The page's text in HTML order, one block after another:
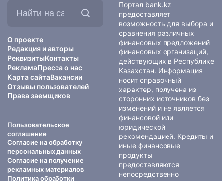
О проекте
Редакция и авторы
РеквизитыКонтакты
РекламаПресса о нас
Карта сайтаВакансии
Отзывы пользователей
Права заемщиков
Пользовательское
соглашение
Согласие на обработку
персональных данных
Согласие на получение
рекламных материалов
Политика обработки
Портал bank.kz
предоставляет
возможность для выбора и
сравнения различных
финансовых предложений
финансовых организаций,
действующих в Республике
Казахстан. Информация
носит справочный
характер, получена из
сторонних источников без
изменений и не является
финансовой или
юридической
рекомендацией. Кредиты и
иные финансовые
продукты
предоставляются
непосредственно